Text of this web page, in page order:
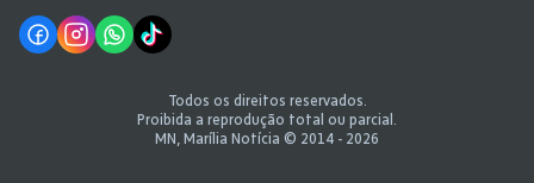
Todos os direitos reservados.
Proibida a reprodução total ou parcial.
MN, Marília Notícia © 2014 - 2026